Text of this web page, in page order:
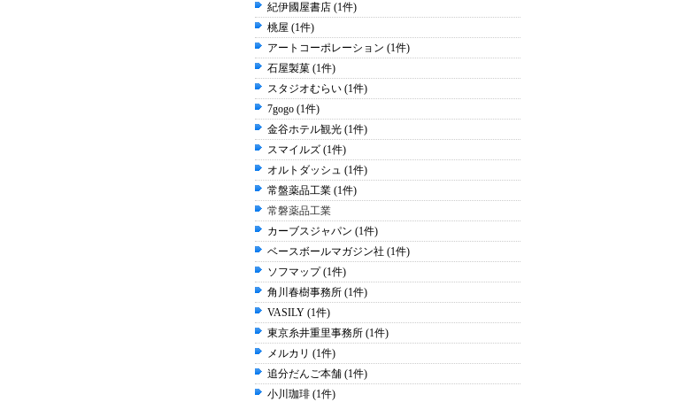
紀伊國屋書店 (1件)
桃屋 (1件)
アートコーポレーション (1件)
石屋製菓 (1件)
スタジオむらい (1件)
7gogo (1件)
金谷ホテル観光 (1件)
スマイルズ (1件)
オルトダッシュ (1件)
常盤薬品工業 (1件)
常磐薬品工業
カーブスジャパン (1件)
ベースボールマガジン社 (1件)
ソフマップ (1件)
角川春樹事務所 (1件)
VASILY (1件)
東京糸井重里事務所 (1件)
メルカリ (1件)
追分だんご本舗 (1件)
小川珈琲 (1件)